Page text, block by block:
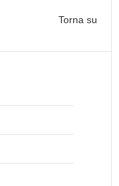
Torna su